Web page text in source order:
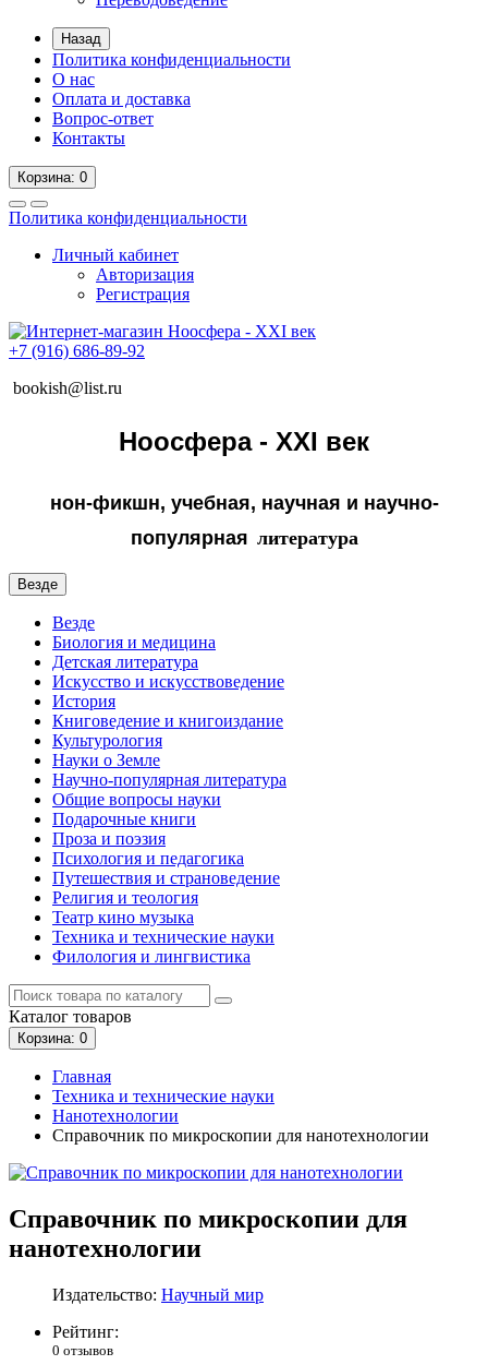
Назад
Политика конфиденциальности
О нас
Оплата и доставка
Вопрос-ответ
Контакты
Корзина: 0
Политика конфиденциальности
Личный кабинет
Авторизация
Регистрация
+7 (916) 686-89-92
bookish@list.ru
Ноосфера - XXI век
нон-фикшн, учебная, научная и научно-
популярная литература
Везде
Везде
Биология и медицина
Детская литература
Искусство и искусствоведение
История
Книговедение и книгоиздание
Культурология
Науки о Земле
Научно-популярная литература
Общие вопросы науки
Подарочные книги
Проза и поэзия
Психология и педагогика
Путешествия и страноведение
Религия и теология
Театр кино музыка
Техника и технические науки
Филология и лингвистика
Каталог товаров
Корзина: 0
Главная
Техника и технические науки
Нанотехнологии
Справочник по микроскопии для нанотехнологии
Справочник по микроскопии для
нанотехнологии
Издательство: Научный мир
Рейтинг:
0 отзывов